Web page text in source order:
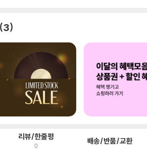
3
리뷰/한줄평
0 배송/반품/교환